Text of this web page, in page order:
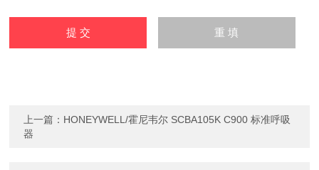
上一篇： HONEYWELL/霍尼韦尔 SCBA105K C900 标准呼吸
器